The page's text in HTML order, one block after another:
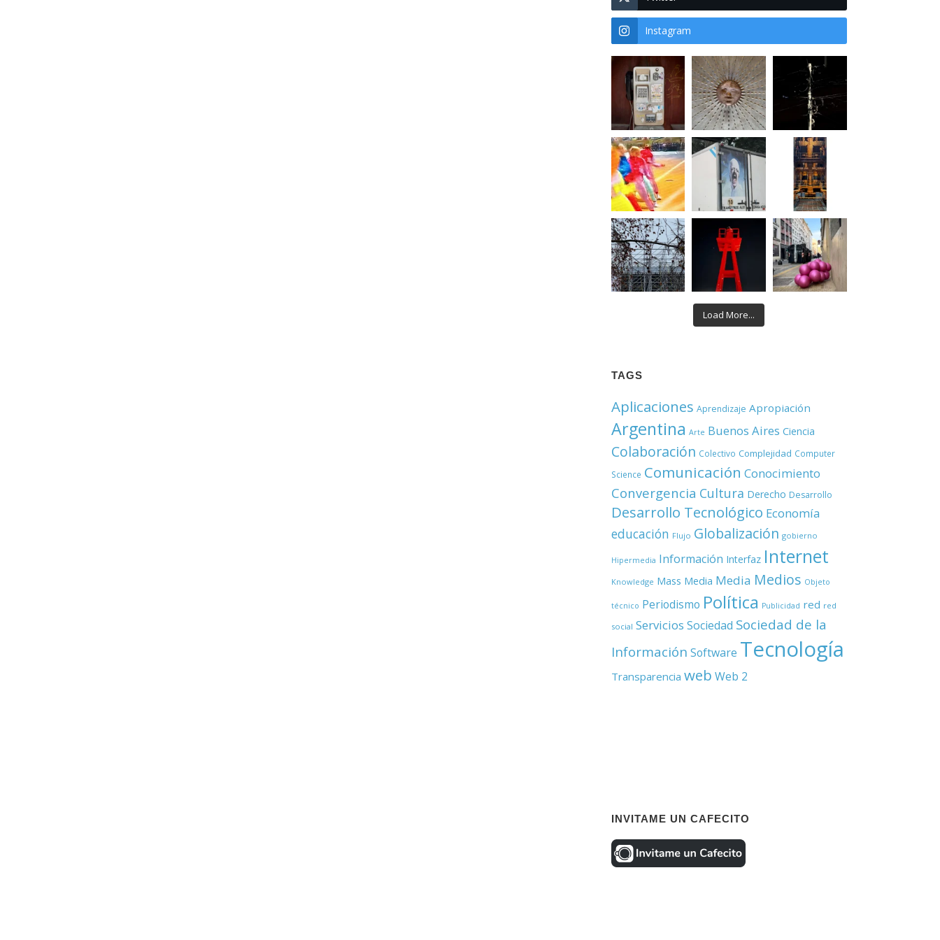
Instagram
Load More...
TAGS
Aplicaciones Aprendizaje Apropiación
Argentina Arte Buenos Aires Ciencia
Colaboración Colectivo Complejidad Computer
Science Comunicación Conocimiento
Convergencia Cultura Derecho Desarrollo
Desarrollo Tecnológico Economía
educación Flujo Globalización gobierno
Hipermedia Información Interfaz Internet
Knowledge Mass Media Media Medios Objeto
técnico Periodismo Política Publicidad red red
social Servicios Sociedad Sociedad de la
Información Software Tecnología
Transparencia web Web 2
INVITAME UN CAFECITO